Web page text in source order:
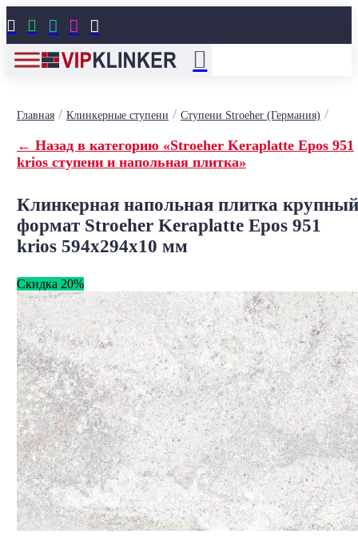
    
Главная/ Клинкерные ступени / Ступени Stroeher (Германия) /
← Назад в категорию «Stroeher Keraplatte Epos 951
krios ступени и напольная плитка»
Клинкерная напольная плитка крупный
формат Stroeher Keraplatte Epos 951
krios 594х294х10 мм
Скидка 20%